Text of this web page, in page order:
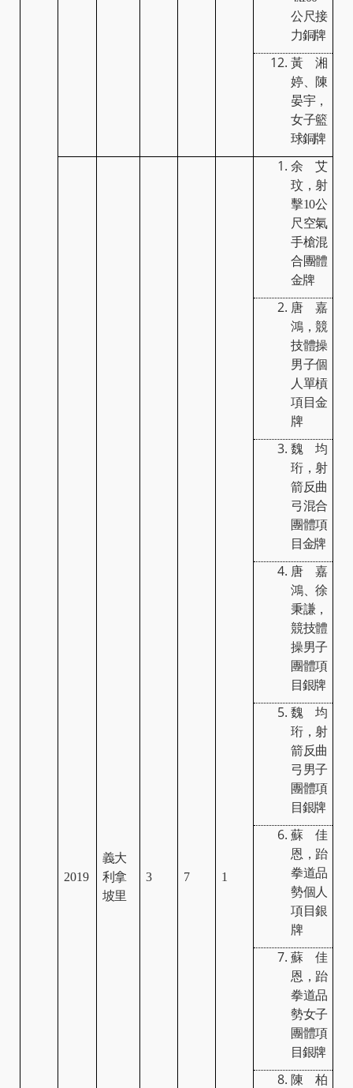
公尺接
力銅牌
黃湘
婷、陳
晏宇，
女子籃
球銅牌
2019
義大
利拿
坡里
3 7 1
余艾
玟，射
擊10公
尺空氣
手槍混
合團體
金牌
唐嘉
鴻，競
技體操
男子個
人單槓
項目金
牌
魏均
珩，射
箭反曲
弓混合
團體項
目金牌
唐嘉
鴻、徐
秉謙，
競技體
操男子
團體項
目銀牌
魏均
珩，射
箭反曲
弓男子
團體項
目銀牌
蘇佳
恩，跆
拳道品
勢個人
項目銀
牌
蘇佳
恩，跆
拳道品
勢女子
團體項
目銀牌
陳柏